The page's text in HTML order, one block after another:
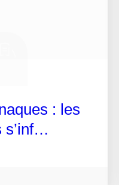
: les
s’inf…